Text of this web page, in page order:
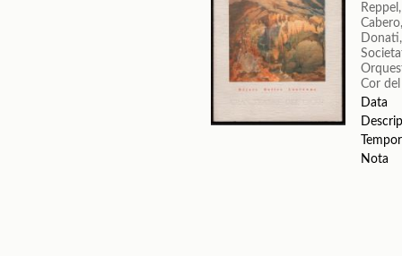
Cor
Data
Nota